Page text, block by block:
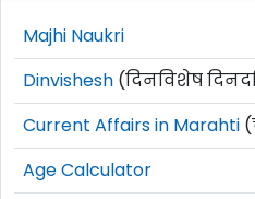
Majhi Naukri
Dinvishesh (दिनविशेष
Current Affairs in Marahti
Age Calculator